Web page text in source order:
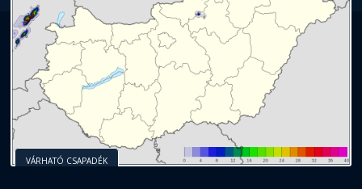
VÁRHATÓ CSAPADÉK